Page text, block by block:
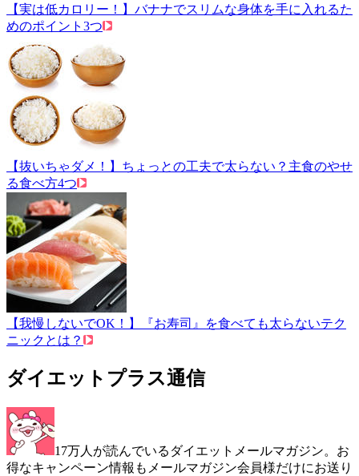
【実は低カロリー！】バナナでスリムな身体を手に入れるた
めのポイント3つ
【抜いちゃダメ！】ちょっとの工夫で太らない？主食のやせ
る食べ方4つ
【我慢しないでOK！】『お寿司』を食べても太らないテク
ニックとは？
ダイエットプラス通信
17万人が読んでいるダイエットメールマガジン。お
得なキャンペーン情報もメールマガジン会員様だけにお送り